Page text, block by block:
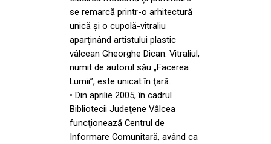
se remarcă printr-o arhitectură
unică şi o cupolă-vitraliu
aparţinând artistului plastic
vâlcean Gheorghe Dican. Vitraliul,
numit de autorul său „Facerea
Lumii”, este unicat în ţară.
• Din aprilie 2005, în cadrul
Bibliotecii Judeţene Vâlcea
funcţionează Centrul de
Informare Comunitară, având ca